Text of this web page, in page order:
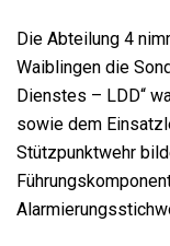
Die Abteilung 4
Waiblingen die
Dienstes – LDD“
sowie dem
Stützpunktwehr